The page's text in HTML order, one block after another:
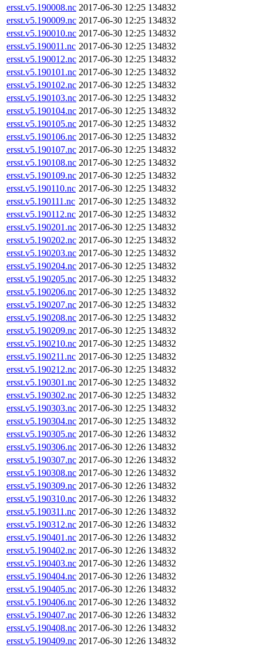
ersst.v5.190008.nc 2017-06-30 12:25 134832
ersst.v5.190009.nc 2017-06-30 12:25 134832
ersst.v5.190010.nc 2017-06-30 12:25 134832
ersst.v5.190011.nc 2017-06-30 12:25 134832
ersst.v5.190012.nc 2017-06-30 12:25 134832
ersst.v5.190101.nc 2017-06-30 12:25 134832
ersst.v5.190102.nc 2017-06-30 12:25 134832
ersst.v5.190103.nc 2017-06-30 12:25 134832
ersst.v5.190104.nc 2017-06-30 12:25 134832
ersst.v5.190105.nc 2017-06-30 12:25 134832
ersst.v5.190106.nc 2017-06-30 12:25 134832
ersst.v5.190107.nc 2017-06-30 12:25 134832
ersst.v5.190108.nc 2017-06-30 12:25 134832
ersst.v5.190109.nc 2017-06-30 12:25 134832
ersst.v5.190110.nc 2017-06-30 12:25 134832
ersst.v5.190111.nc 2017-06-30 12:25 134832
ersst.v5.190112.nc 2017-06-30 12:25 134832
ersst.v5.190201.nc 2017-06-30 12:25 134832
ersst.v5.190202.nc 2017-06-30 12:25 134832
ersst.v5.190203.nc 2017-06-30 12:25 134832
ersst.v5.190204.nc 2017-06-30 12:25 134832
ersst.v5.190205.nc 2017-06-30 12:25 134832
ersst.v5.190206.nc 2017-06-30 12:25 134832
ersst.v5.190207.nc 2017-06-30 12:25 134832
ersst.v5.190208.nc 2017-06-30 12:25 134832
ersst.v5.190209.nc 2017-06-30 12:25 134832
ersst.v5.190210.nc 2017-06-30 12:25 134832
ersst.v5.190211.nc 2017-06-30 12:25 134832
ersst.v5.190212.nc 2017-06-30 12:25 134832
ersst.v5.190301.nc 2017-06-30 12:25 134832
ersst.v5.190302.nc 2017-06-30 12:25 134832
ersst.v5.190303.nc 2017-06-30 12:25 134832
ersst.v5.190304.nc 2017-06-30 12:25 134832
ersst.v5.190305.nc 2017-06-30 12:26 134832
ersst.v5.190306.nc 2017-06-30 12:26 134832
ersst.v5.190307.nc 2017-06-30 12:26 134832
ersst.v5.190308.nc 2017-06-30 12:26 134832
ersst.v5.190309.nc 2017-06-30 12:26 134832
ersst.v5.190310.nc 2017-06-30 12:26 134832
ersst.v5.190311.nc 2017-06-30 12:26 134832
ersst.v5.190312.nc 2017-06-30 12:26 134832
ersst.v5.190401.nc 2017-06-30 12:26 134832
ersst.v5.190402.nc 2017-06-30 12:26 134832
ersst.v5.190403.nc 2017-06-30 12:26 134832
ersst.v5.190404.nc 2017-06-30 12:26 134832
ersst.v5.190405.nc 2017-06-30 12:26 134832
ersst.v5.190406.nc 2017-06-30 12:26 134832
ersst.v5.190407.nc 2017-06-30 12:26 134832
ersst.v5.190408.nc 2017-06-30 12:26 134832
ersst.v5.190409.nc 2017-06-30 12:26 134832